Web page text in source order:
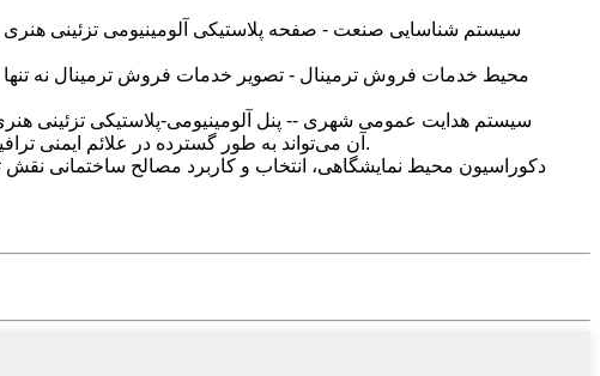
سیستم شناسایی صنعت - صفحه پلاستیکی آلومینیومی تزئینی
محیط خدمات فروش ترمینال - تصویر خدمات فروش ترمینال نه تنها
سیستم هدایت عمومی شهری -- پنل آلومینیومی-پلاستیکی تزئینی
آن می‌تواند به طور گسترده در علائم ایمنی ترافیک شهری، پلیس محلی، پیشگیری از بیماری‌های همه‌گیر و اورژانس و سایر سیستم‌های هدایت عمومی مورد استفاده قرار گیرد.
دکوراسیون محیط نمایشگاهی، انتخاب و کاربرد مصالح ساختمانی نقش